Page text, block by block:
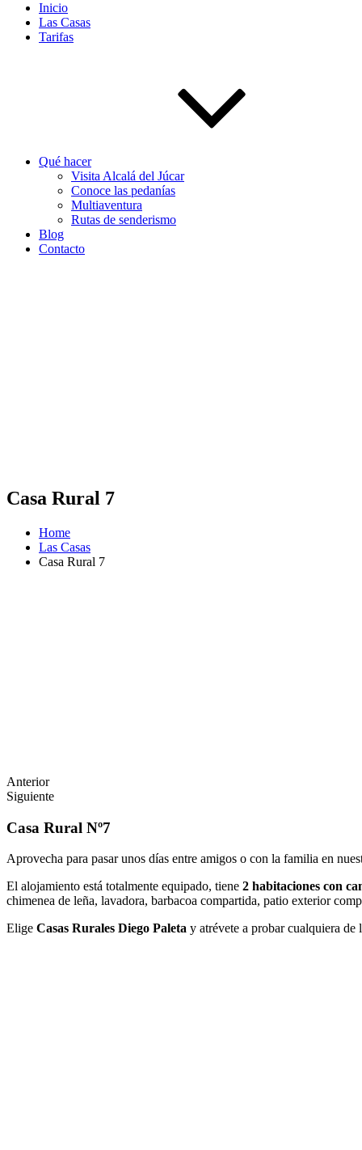
Inicio
Las Casas
Tarifas
Qué hacer
Visita Alcalá del Júcar
Conoce las pedanías
Multiaventura
Rutas de senderismo
Blog
Contacto
Casa Rural 7
Home
Las Casas
Casa Rural 7
Anterior
Siguiente
Casa Rural Nº7
Aprovecha para pasar unos días entre amigos o con la familia en
El alojamiento está totalmente equipado, tiene 2 habitaciones con
chimenea de leña, lavadora, barbacoa compartida, patio exterior
Elige Casas Rurales Diego Paleta y atrévete a probar cualquiera de